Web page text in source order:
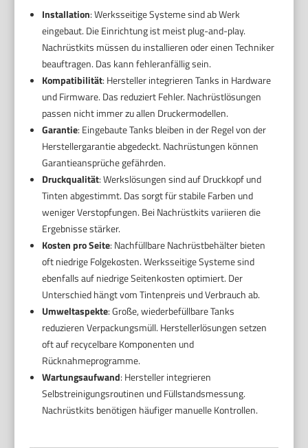
Installation: Werksseitige Systeme sind ab Werk
eingebaut. Die Einrichtung ist meist plug-and-play.
Nachrüstkits müssen du installieren oder einen Techniker
beauftragen. Das kann fehleranfällig sein.
Kompatibilität: Hersteller integrieren Tanks in Hardware
und Firmware. Das reduziert Fehler. Nachrüstlösungen
passen nicht immer zu allen Druckermodellen.
Garantie: Eingebaute Tanks bleiben in der Regel von der
Herstellergarantie abgedeckt. Nachrüstungen können
Garantieansprüche gefährden.
Druckqualität: Werkslösungen sind auf Druckkopf und
Tinten abgestimmt. Das sorgt für stabile Farben und
weniger Verstopfungen. Bei Nachrüstkits variieren die
Ergebnisse stärker.
Kosten pro Seite: Nachfüllbare Nachrüstbehälter bieten
oft niedrige Folgekosten. Werksseitige Systeme sind
ebenfalls auf niedrige Seitenkosten optimiert. Der
Unterschied hängt vom Tintenpreis und Verbrauch ab.
Umweltaspekte: Große, wiederbefüllbare Tanks
reduzieren Verpackungsmüll. Herstellerlösungen setzen
oft auf recycelbare Komponenten und
Rücknahmeprogramme.
Wartungsaufwand: Hersteller integrieren
Selbstreinigungsroutinen und Füllstandsmessung.
Nachrüstkits benötigen häufiger manuelle Kontrollen.